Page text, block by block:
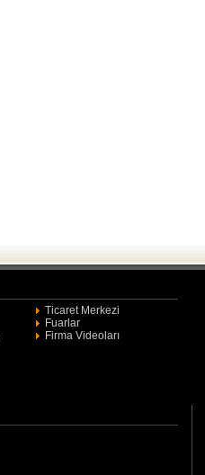
Ticaret Merkezi
Fuarlar
Firma Videoları